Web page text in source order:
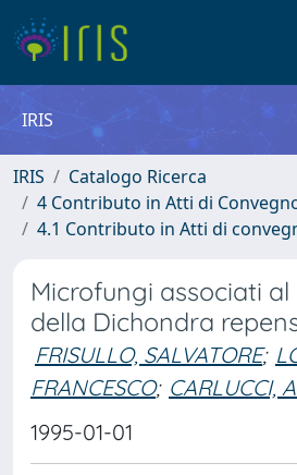
IRIS
IRIS
Catalogo Ricerca
4 Contributo in Atti di
4.1 Contributo in Atti di
Microfungi associati
della Dichondra
FRISULLO, SALVATORE;
FRANCESCO; CARLUCCI,
1995-01-01